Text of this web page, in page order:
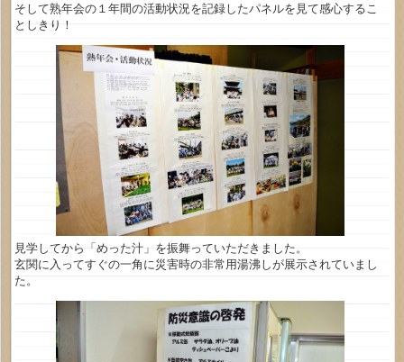
そして熟年会の１年間の活動状況を記録したパネルを見て感心するこ
としきり！
見学してから「めった汁」を振舞っていただきました。
玄関に入ってすぐの一角に災害時の非常用湯沸しが展示されていまし
た。